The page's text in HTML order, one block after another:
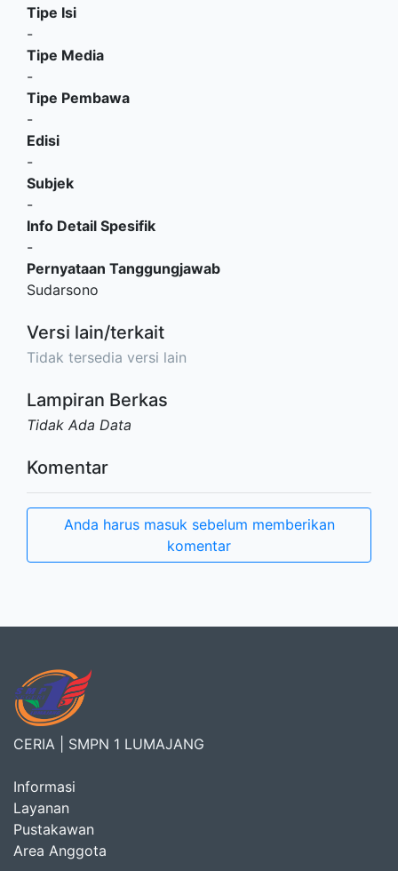
Tipe Isi
-
Tipe Media
-
Tipe Pembawa
-
Edisi
-
Subjek
-
Info Detail Spesifik
-
Pernyataan Tanggungjawab
Sudarsono
Versi lain/terkait
Tidak tersedia versi lain
Lampiran Berkas
Tidak Ada Data
Komentar
Anda harus masuk sebelum memberikan
komentar
CERIA | SMPN 1 LUMAJANG
Informasi
Layanan
Pustakawan
Area Anggota